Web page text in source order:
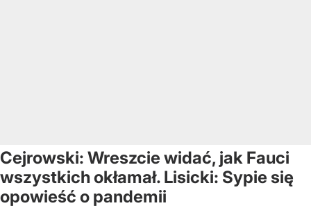
Cejrowski: Wreszcie widać, jak Fauci
wszystkich okłamał. Lisicki: Sypie się
opowieść o pandemii